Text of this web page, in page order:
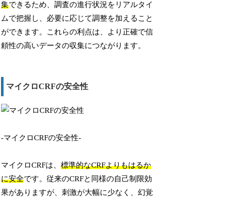
集できるため、調査の進行状況をリアルタイ
ムで把握し、必要に応じて調整を加えること
ができます。これらの利点は、より正確で信
頼性の高いデータの収集につながります。
マイクロCRFの安全性
-マイクロCRFの安全性-
マイクロCRFは、標準的なCRFよりもはるか
に安全です。従来のCRFと同様の自己制限効
果がありますが、刺激が大幅に少なく、幻覚